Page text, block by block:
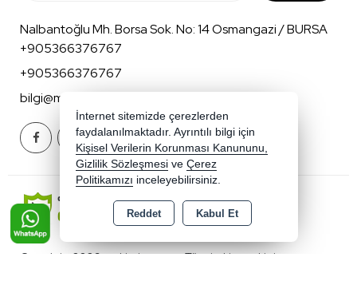
Nalbantoğlu Mh. Borsa Sok. No: 14 Osmangazi / BURSA
+905366376767
+905366376767
bilgi@mnkbaby.com
Copyright 2026 mnkbaby.com - Tüm hakları saklıdır.
İnternet sitemizde çerezlerden
faydalanılmaktadır. Ayrıntılı bilgi için
Kişisel Verilerin Korunması Kanununu,
Gizlilik Sözleşmesi ve Çerez
Politikamızı inceleyebilirsiniz.
Reddet Kabul Et